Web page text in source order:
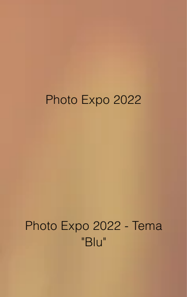
Photo Expo 2022
Photo Expo 2022 - Tema
"Blu"